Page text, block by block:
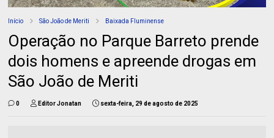
Início São João de Meriti Baixada Fluminense
Operação no Parque Barreto prende
dois homens e apreende drogas em
São João de Meriti
0 Editor Jonatan sexta-feira, 29 de agosto de 2025